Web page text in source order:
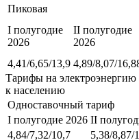
Пиковая
I полугодие
2026
II полугодие
2026
4,41/6,65/13,9 4,89/8,07/
Тарифы на
к населению
Одноставочный тариф
I полугодие 2026 II
4,84/7,32/10,7
5,38/8,87/